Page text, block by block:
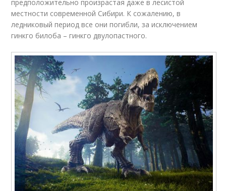
предположительно произрастая даже в лесистой
местности современной Сибири. К сожалению, в
ледниковый период все они погибли, за исключением
гинкго билоба – гинкго двулопастного.